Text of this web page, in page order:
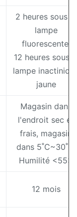
2 heures sous la
lampe
fluorescente,
12 heures sous
lampe
jaune
Magasin dans
l'endroit sec et
frais, magasin
dans 5˚C~30˚C,
Humilité <55>
12 mois